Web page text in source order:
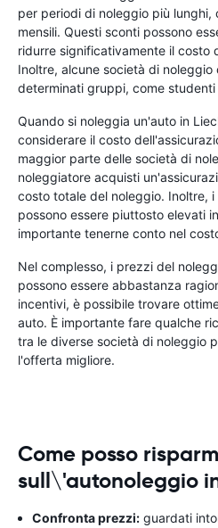
per periodi di noleggio più
mensili. Questi sconti possono
ridurre significativamente il costo
Inoltre, alcune società di
determinati gruppi, come studenti
Quando si noleggia un'auto in
considerare il costo
maggior parte delle società di
noleggiatore acquisti
costo totale del noleggio. Inoltre,
possono essere piuttosto elevati
importante tenerne conto nel
Nel complesso, i prezzi del
possono essere abbastanza
incentivi, è possibile trovare
auto. È importante fare qualche
tra le diverse società di noleggio
l'offerta migliore.
Come posso
sull\'autonoleggio
Confronta prezzi: guardati